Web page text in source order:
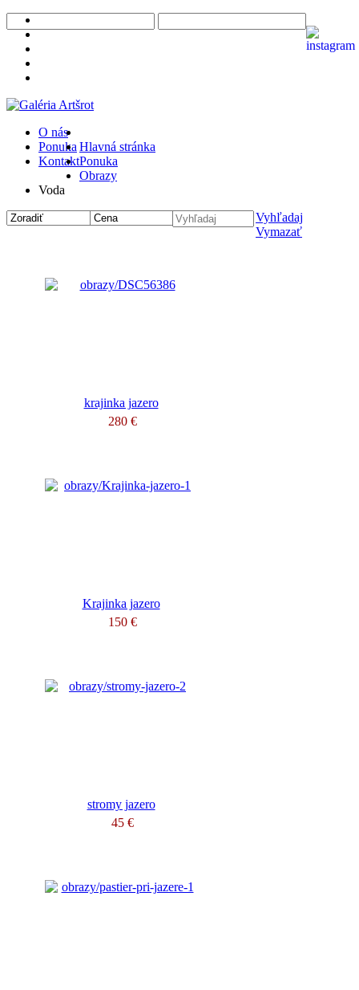
O nás
Ponuka
Kontakt
Hlavná stránka
Ponuka
Obrazy
Voda
Vyhľadaj
Vymazať
krajinka jazero
280 €
Krajinka jazero
150 €
stromy jazero
45 €